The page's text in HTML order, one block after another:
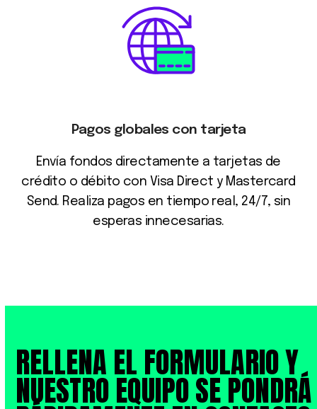
Pagos globales con tarjeta
Envía fondos directamente a tarjetas de
crédito o débito con Visa Direct y Mastercard
Send. Realiza pagos en tiempo real, 24/7, sin
esperas innecesarias.
RELLENA EL FORMULARIO Y
NUESTRO EQUIPO SE PONDRÁ